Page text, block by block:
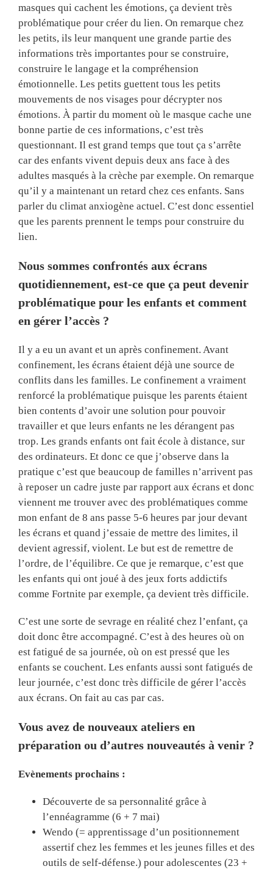
masques qui cachent les émotions, ça devient très
problématique pour créer du lien. On remarque chez
les petits, ils leur manquent une grande partie des
informations très importantes pour se construire,
construire le langage et la compréhension
émotionnelle. Les petits guettent tous les petits
mouvements de nos visages pour décrypter nos
émotions. À partir du moment où le masque cache une
bonne partie de ces informations, c’est très
questionnant. Il est grand temps que tout ça s’arrête
car des enfants vivent depuis deux ans face à des
adultes masqués à la crèche par exemple. On remarque
qu’il y a maintenant un retard chez ces enfants. Sans
parler du climat anxiogène actuel. C’est donc essentiel
que les parents prennent le temps pour construire du
lien.
Nous sommes confrontés aux écrans
quotidiennement, est-ce que ça peut devenir
problématique pour les enfants et comment
en gérer l’accès ?
Il y a eu un avant et un après confinement. Avant
confinement, les écrans étaient déjà une source de
conflits dans les familles. Le confinement a vraiment
renforcé la problématique puisque les parents étaient
bien contents d’avoir une solution pour pouvoir
travailler et que leurs enfants ne les dérangent pas
trop. Les grands enfants ont fait école à distance, sur
des ordinateurs. Et donc ce que j’observe dans la
pratique c’est que beaucoup de familles n’arrivent pas
à reposer un cadre juste par rapport aux écrans et donc
viennent me trouver avec des problématiques comme
mon enfant de 8 ans passe 5-6 heures par jour devant
les écrans et quand j’essaie de mettre des limites, il
devient agressif, violent. Le but est de remettre de
l’ordre, de l’équilibre. Ce que je remarque, c’est que
les enfants qui ont joué à des jeux forts addictifs
comme Fortnite par exemple, ça devient très difficile.
C’est une sorte de sevrage en réalité chez l’enfant, ça
doit donc être accompagné. C’est à des heures où on
est fatigué de sa journée, où on est pressé que les
enfants se couchent. Les enfants aussi sont fatigués de
leur journée, c’est donc très difficile de gérer l’accès
aux écrans. On fait au cas par cas.
Vous avez de nouveaux ateliers en
préparation ou d’autres nouveautés à venir ?
Evènements prochains :
Découverte de sa personnalité grâce à
l’ennéagramme (6 + 7 mai)
Wendo (= apprentissage d’un positionnement
assertif chez les femmes et les jeunes filles et des
outils de self-défense.) pour adolescentes (23 +